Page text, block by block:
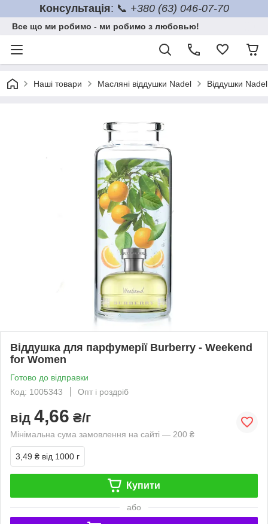
Консультація: 📞 +380 (63) 046-07-70
Все що ми робимо - ми робимо з любовью!
Наші товари Масляні віддушки Nadel Віддушки
Віддушка для парфумерії Burberry - Weekend
for Women
Готово до відправки
Код: 1005343
Опт і роздріб
від 4,66 ₴/г
Мінімальна сума замовлення на сайті — 200 ₴
3,49 ₴ від 1000 г
Купити
або